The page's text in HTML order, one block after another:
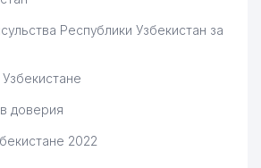
Республики Узбекистан за
доверия
2022